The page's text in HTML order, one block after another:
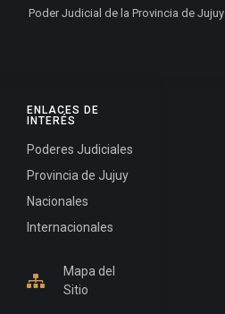
ENLACES DE
INTERÉS
Poderes Judiciales
Provincia de Jujuy
Nacionales
Internacionales
Mapa del
Sitio
Poder Judicial de la Provincia de Jujuy